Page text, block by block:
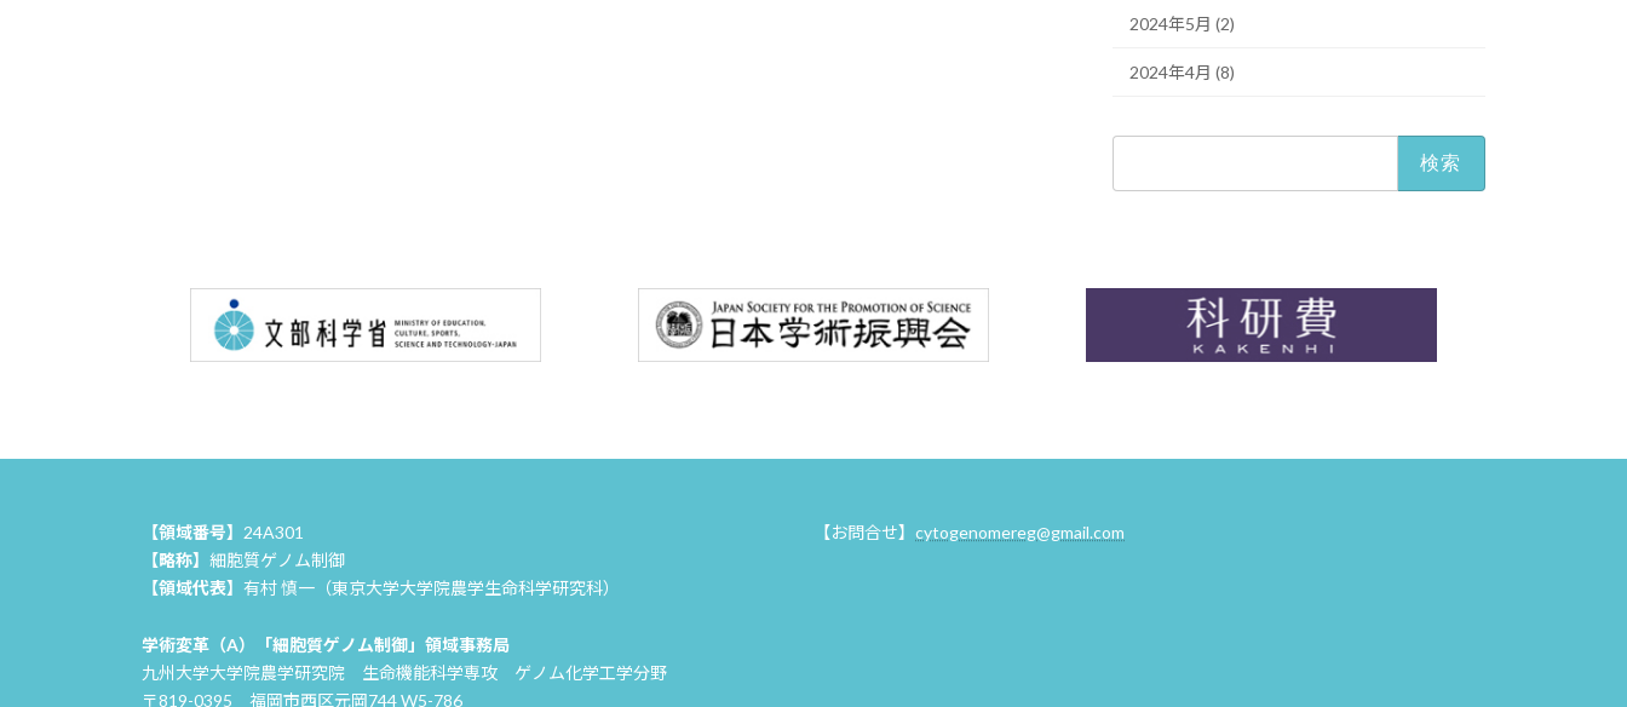
2024年5月 (2)
2024年4月 (8)
【領域番号】 24A301
【略称】 細胞質ゲノム制御
【領域代表】 有村 慎一（東京大学大学院農学生命科学研究科）
学術変革（A）「細胞質ゲノム制御」領域事務局
九州大学大学院農学研究院 生命機能科学専攻 ゲノム化学工学分野
〒819-0395 福岡市西区元岡744 W5-786
【お問合せ】 cytogenomereg@gmail.com